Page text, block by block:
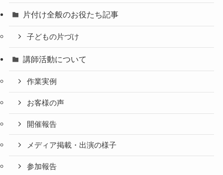
片付け全般のお役たち記事
子どもの片づけ
講師活動について
作業実例
お客様の声
開催報告
メディア掲載・出演の様子
参加報告